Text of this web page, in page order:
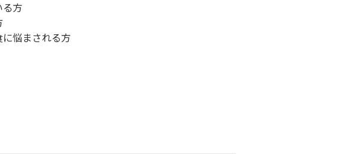
る方
に悩まされる方